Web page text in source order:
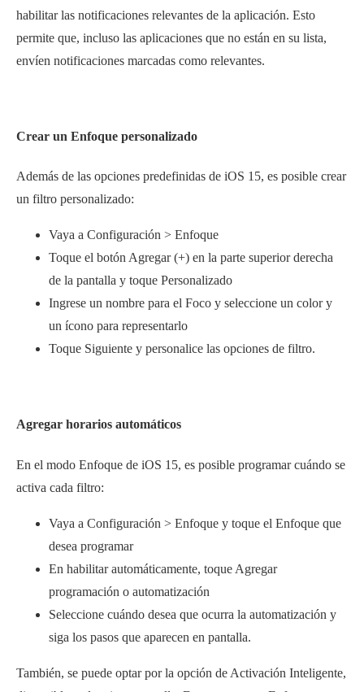
habilitar las notificaciones relevantes de la aplicación. Esto
permite que, incluso las aplicaciones que no están en su lista,
envíen notificaciones marcadas como relevantes.
Crear un Enfoque personalizado
Además de las opciones predefinidas de iOS 15, es posible crear
un filtro personalizado:
Vaya a Configuración > Enfoque
Toque el botón Agregar (+) en la parte superior derecha
de la pantalla y toque Personalizado
Ingrese un nombre para el Foco y seleccione un color y
un ícono para representarlo
Toque Siguiente y personalice las opciones de filtro.
Agregar horarios automáticos
En el modo Enfoque de iOS 15, es posible programar cuándo se
activa cada filtro:
Vaya a Configuración > Enfoque y toque el Enfoque que
desea programar
En habilitar automáticamente, toque Agregar
programación o automatización
Seleccione cuándo desea que ocurra la automatización y
siga los pasos que aparecen en pantalla.
También, se puede optar por la opción de Activación Inteligente,